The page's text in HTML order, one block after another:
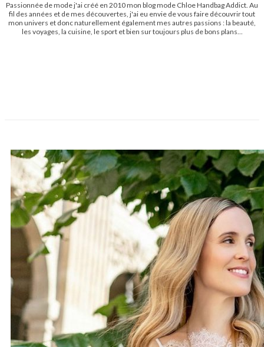
Passionnée de mode j'ai créé en 2010 mon blog mode Chloe Handbag Addict. Au
fil des années et de mes découvertes, j'ai eu envie de vous faire découvrir tout
mon univers et donc naturellement également mes autres passions : la beauté,
les voyages, la cuisine, le sport et bien sur toujours plus de bons plans...